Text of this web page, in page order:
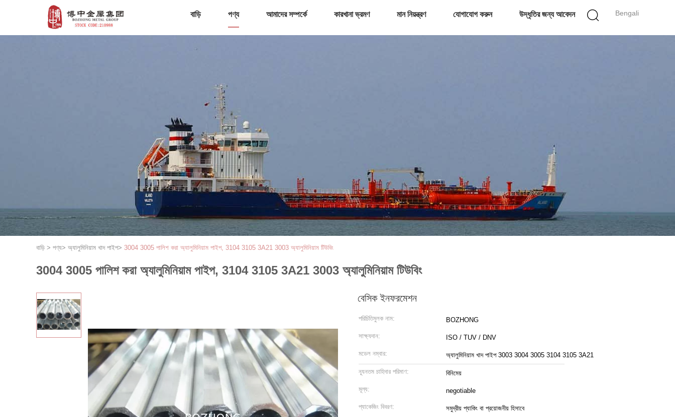
Bengali
বাড়ি পণ্য আমাদের সম্পর্কে কারখানা ভ্রমণ মান নিয়ন্ত্রণ যোগাযোগ করুন উদ্ধৃতির জন্য আবেদন
বাড়ি > পণ্য> অ্যালুমিনিয়াম খাদ পাইপ> 3004 3005 পালিশ করা অ্যালুমিনিয়াম পাইপ, 3104 3105 3A21 3003 অ্যালুমিনিয়াম টিউবিং
3004 3005 পালিশ করা অ্যালুমিনিয়াম পাইপ, 3104 3105 3A21 3003 অ্যালুমিনিয়াম টিউবিং
বেসিক ইনফরমেশন
পরিচিতিমুলক নাম: BOZHONG
সাক্ষ্যদান: ISO / TUV / DNV
মডেল নম্বার: অ্যালুমিনিয়াম খাদ পাইপ 3003 3004 3005 3104 3105 3A21
ন্যূনতম চাহিদার পরিমাণ: বিনিমেয়
মূল্য: negotiable
প্যাকেজিং বিবরণ: সমুদ্রীয় প্যাকিং বা প্রয়োজনীয় হিসাবে